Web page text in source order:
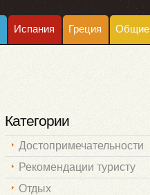
Испания Греция Общие
Категории
Достопримечательности
Рекомендации туристу
Отдых